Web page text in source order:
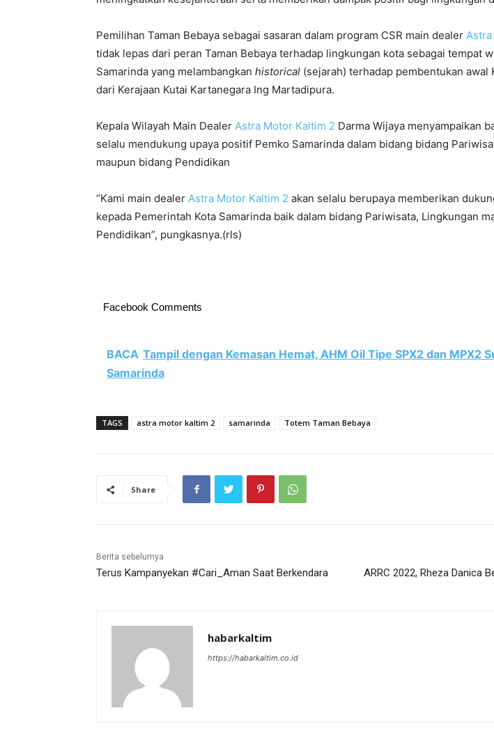
Pemilihan Taman Bebaya sebagai sasaran dalam program CSR main dealer
tidak lepas dari peran Taman Bebaya terhadap lingkungan kota sebagai tempat
Samarinda yang melambangkan historical (sejarah) terhadap pembentukan awal
dari Kerajaan Kutai Kartanegara Ing Martadipura.
Kepala Wilayah Main Dealer Astra Motor Kaltim 2 Darma Wijaya menyampaikan
selalu mendukung upaya positif Pemko Samarinda dalam bidang bidang
maupun bidang Pendidikan
“Kami main dealer Astra Motor Kaltim 2 akan selalu berupaya memberikan
kepada Pemerintah Kota Samarinda baik dalam bidang Pariwisata, Lingkungan
Pendidikan”, pungkasnya.(rls)
Facebook Comments
BACA Tampil dengan Kemasan Hemat, AHM Oil Tipe SPX2 dan MPX2
Samarinda
TAGS astra motor kaltim 2 samarinda Totem Taman Bebaya
Share
Berita sebelumya
Terus Kampanyekan #Cari_Aman Saat Berkendara ARRC 2022, Rheza Danica
habarkaltim
https://habarkaltim.co.id